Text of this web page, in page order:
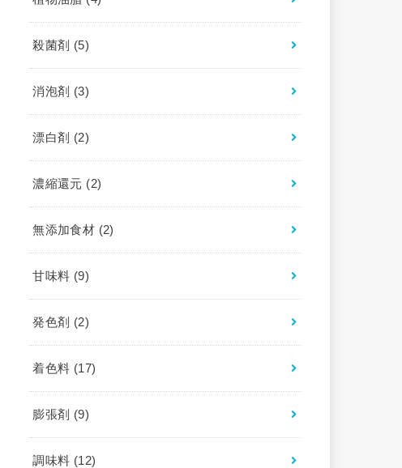
殺菌剤 (5)
消泡剤 (3)
漂白剤 (2)
濃縮還元 (2)
無添加食材 (2)
甘味料 (9)
発色剤 (2)
着色料 (17)
膨張剤 (9)
調味料 (12)